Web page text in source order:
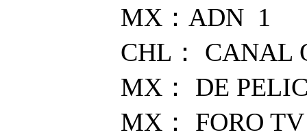
MX：ADN 1
CHL： CANAL
MX： DE
MX： FORO